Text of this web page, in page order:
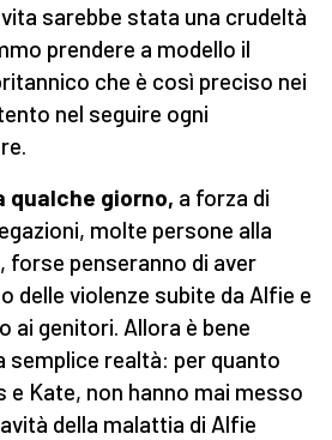
sarebbe stata una crudeltà
prendere a modello il
che è così preciso nei
nel seguire ogni
qualche giorno, a forza di
molte persone alla
forse penseranno di aver
delle violenze subite da Alfie e
genitori. Allora è bene
semplice realtà: per quanto
Kate, non hanno mai messo
della malattia di Alfie